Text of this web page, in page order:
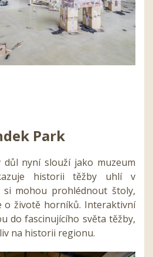
Park
nyní slouží jako muzeum
historii těžby uhlí v
si mohou prohlédnout štoly,
o životě horníků. Interaktivní
do fascinujícího světa těžby,
na historii regionu.